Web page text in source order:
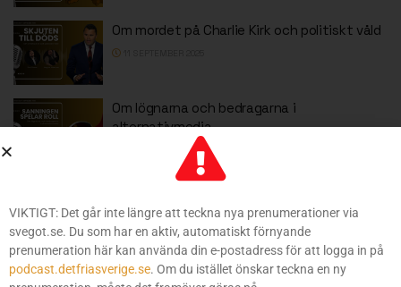
Om mordet på Charlie Kirk och politiskt våld
Om lögnarna och bedragarna i
alternativmedia
9 SEPTEMBER 2025
Om förslaget till svensk kulturkanon
3 SEPTEMBER 2025
Om demokratin, folkviljan och skådespelet
VIKTIGT: Det går inte längre att teckna nya prenumerationer via
svegot.se. Du som har en aktiv, automatiskt förnyande
prenumeration här kan använda din e-postadress för att logga in på
podcast.detfriasverige.se. Om du istället önskar teckna en ny